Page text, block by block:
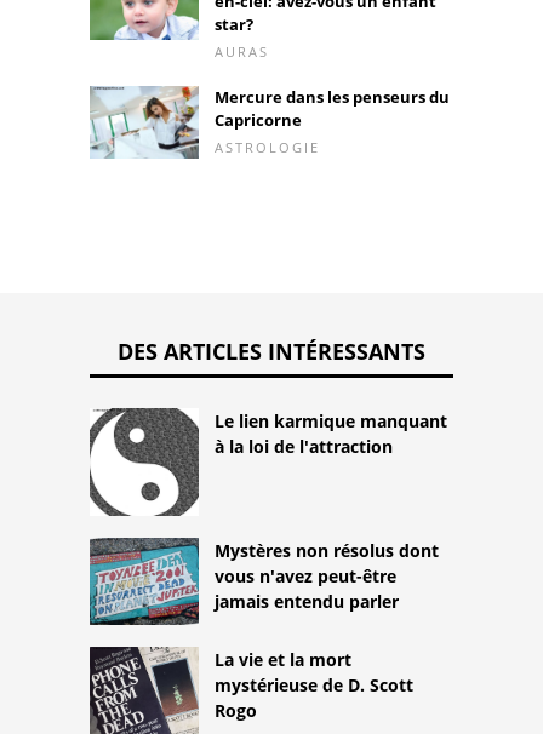
star?
AURAS
Mercure dans les penseurs du
Capricorne
ASTROLOGIE
DES ARTICLES INTÉRESSANTS
Le lien karmique manquant
à la loi de l'attraction
Mystères non résolus dont
vous n'avez peut-être
jamais entendu parler
La vie et la mort
mystérieuse de D. Scott
Rogo